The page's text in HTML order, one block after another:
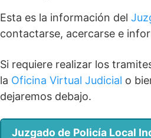
Esta es la información del
contactarse, acercarse e
Si requiere realizar los
la Oficina Virtual Judicial o
dejaremos debajo.
Juzgado de Policía Local